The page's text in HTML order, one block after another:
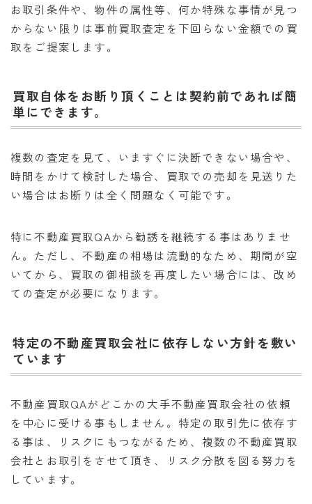
お取引条件や、物件の属性等、何か特殊な事情が見つ
からない限りは事前買取査定を下回らない金額での買
取をご提案します。
買取自体をお断り頂くことは契約前であれば簡
単にできます。
複数の査定を見て、いますぐに決断できない場合や、
時間をかけて検討した場合、買取での売却を見送りた
い場合はお断りは全く問題なく可能です。
特に不動産買取QAから勧誘を継続する事はありませ
ん。ただし、不動産の相場は流動的なため、期間が空
いてから、買取の御相談を再度したい場合には、改め
ての査定が必要になります。
特定の不動産買取会社に依存しない方針を敷い
ています
不動産買取QAがどこかの大手不動産買取会社の依頼
を中心に受ける事もしません。特定の取引先に依存す
る事は、リスクにもつながるため、複数の不動産買取
会社とお取引をさせて頂き、リスク分散を図る努力を
しています。